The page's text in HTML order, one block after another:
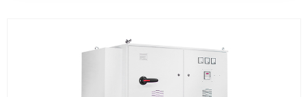
Оборудование окупается от 6 месяцев.
Облегчить работу электродвигателей
Снижение токов и нагрева при пуске и